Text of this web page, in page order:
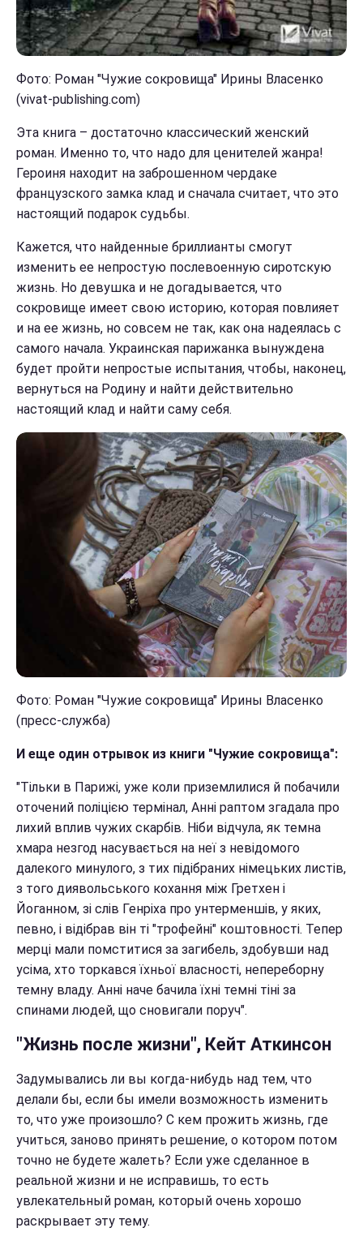
Фото: Роман "Чужие сокровища" Ирины Власенко
(vivat-publishing.com)
Эта книга – достаточно классический женский
роман. Именно то, что надо для ценителей жанра!
Героиня находит на заброшенном чердаке
французского замка клад и сначала считает, что это
настоящий подарок судьбы.
Кажется, что найденные бриллианты смогут
изменить ее непростую послевоенную сиротскую
жизнь. Но девушка и не догадывается, что
сокровище имеет свою историю, которая повлияет
и на ее жизнь, но совсем не так, как она надеялась с
самого начала. Украинская парижанка вынуждена
будет пройти непростые испытания, чтобы, наконец,
вернуться на Родину и найти действительно
настоящий клад и найти саму себя.
Фото: Роман "Чужие сокровища" Ирины Власенко
(пресс-служба)
И еще один отрывок из книги "Чужие сокровища":
"Тільки в Парижі, уже коли приземлилися й побачили
оточений поліцією термінал, Анні раптом згадала про
лихий вплив чужих скарбів. Ніби відчула, як темна
хмара незгод насувається на неї з невідомого
далекого минулого, з тих підібраних німецьких листів,
з того диявольського кохання між Гретхен і
Йоганном, зі слів Генріха про унтерменшів, у яких,
певно, і відібрав він ті "трофейні" коштовності. Тепер
мерці мали помститися за загибель, здобувши над
усіма, хто торкався їхньої власності, непереборну
темну владу. Анні наче бачила їхні темні тіні за
спинами людей, що сновигали поруч".
"Жизнь после жизни", Кейт Аткинсон
Задумывались ли вы когда-нибудь над тем, что
делали бы, если бы имели возможность изменить
то, что уже произошло? С кем прожить жизнь, где
учиться, заново принять решение, о котором потом
точно не будете жалеть? Если уже сделанное в
реальной жизни и не исправишь, то есть
увлекательный роман, который очень хорошо
раскрывает эту тему.